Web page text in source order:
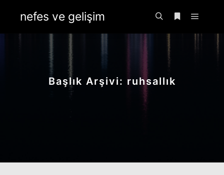
nefes ve gelişim
Başlık Arşivi: ruhsallık